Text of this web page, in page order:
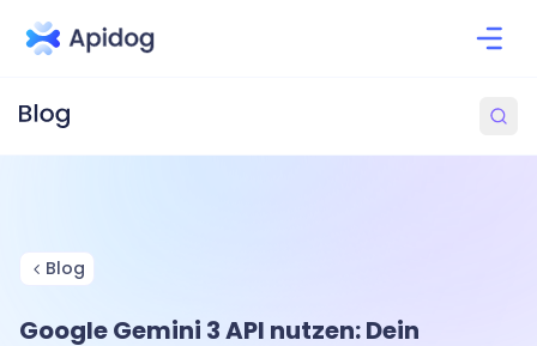
Blog
Google Gemini 3 API nutzen: Dein